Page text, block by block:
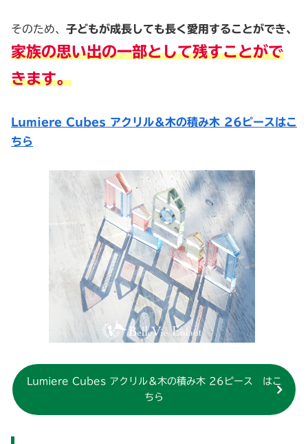
そのため、 子どもが成長しても長く愛用することができ、
家族の思い出の一部として残すことがで
きます。
Lumiere Cubes アクリル＆木の積み木 26ピースはこ
ちら
Lumiere Cubes アクリル＆木の積み木 26ピース はこ
ちら